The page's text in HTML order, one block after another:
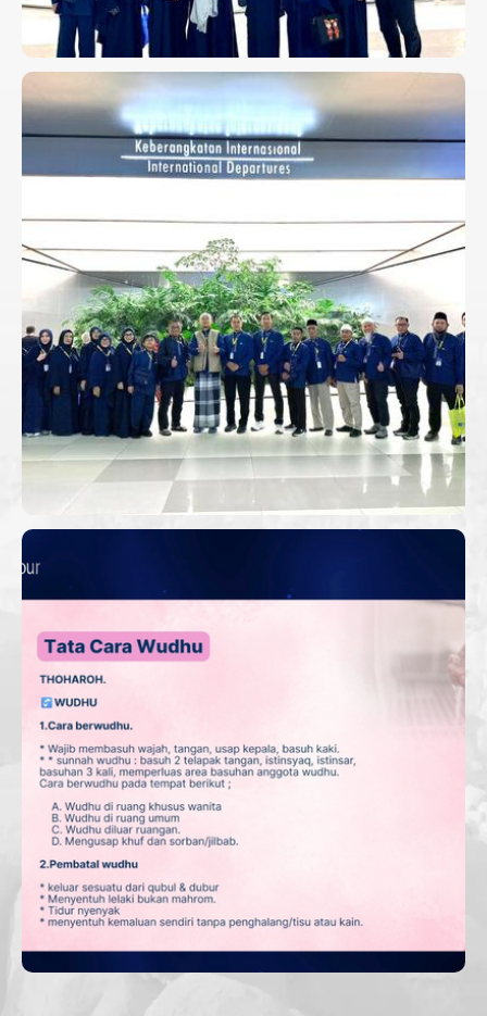
KEBERANGKATAN UMROH
PERDANA 21 JUNI 2026
KAJIAN ROAD TO MABRUR;
FIQH WANITA